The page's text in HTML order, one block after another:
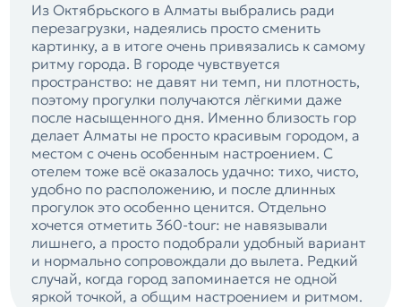
Из Октябрьского в Алматы выбрались ради
перезагрузки, надеялись просто сменить
картинку, а в итоге очень привязались к самому
ритму города. В городе чувствуется
пространство: не давят ни темп, ни плотность,
поэтому прогулки получаются лёгкими даже
после насыщенного дня. Именно близость гор
делает Алматы не просто красивым городом, а
местом с очень особенным настроением. С
отелем тоже всё оказалось удачно: тихо, чисто,
удобно по расположению, и после длинных
прогулок это особенно ценится. Отдельно
хочется отметить 360-tour: не навязывали
лишнего, а просто подобрали удобный вариант
и нормально сопровождали до вылета. Редкий
случай, когда город запоминается не одной
яркой точкой, а общим настроением и ритмом.